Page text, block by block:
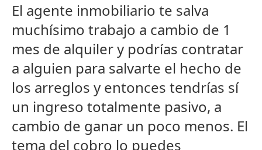
El agente inmobiliario te salva
muchísimo trabajo a cambio de 1
mes de alquiler y podrías contratar
a alguien para salvarte el hecho de
los arreglos y entonces tendrías sí
un ingreso totalmente pasivo, a
cambio de ganar un poco menos. El
tema del cobro lo puedes